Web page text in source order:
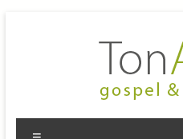
TonArt
Mein Chor